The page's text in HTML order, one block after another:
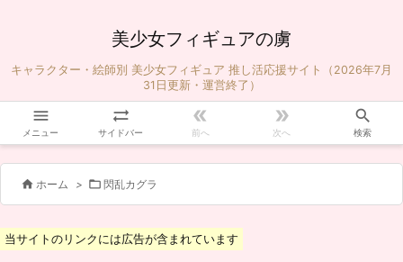
美少女フィギュアの虜
キャラクター・絵師別 美少女フィギュア 推し活応援サイト（2026年7月
31日更新・運営終了）

メニュー

サイドバー

前へ

次へ

検索
 ホーム >  閃乱カグラ
当サイトのリンクには広告が含まれています